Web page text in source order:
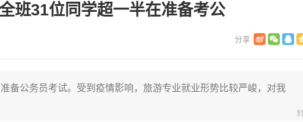
班31位同学超一半在准备考公
备公务员考试。受到疫情影响，旅游专业就业形势比较严峻，对我